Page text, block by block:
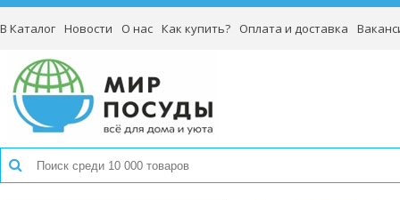
В Каталог Новости О нас Как купить? Оплата и доставка